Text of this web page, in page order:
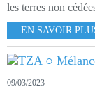
les terres non
EN SAVOIR
09/03/2023